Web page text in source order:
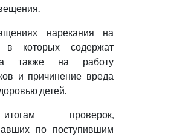
нарекания на
в которых содержат
также на работу
и причинение вреда
детей.
проверок,
по поступившим